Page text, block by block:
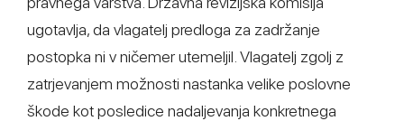
ugotavlja, da vlagatelj predloga za zadržanje
postopka ni v ničemer utemeljil. Vlagatelj zgolj z
zatrjevanjem možnosti nastanka velike poslovne
škode kot posledice nadaljevanja konkretnega